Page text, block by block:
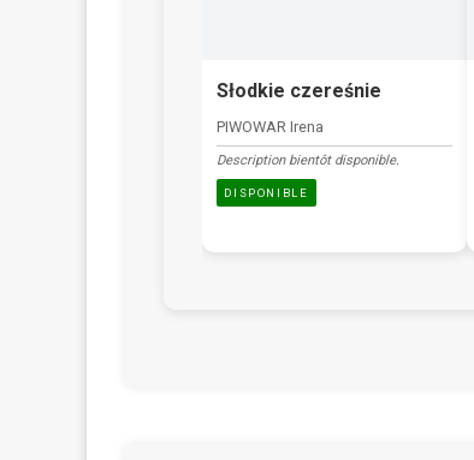
Słodkie czereśnie
PIWOWAR Irena
Description bientôt disponible.
DISPONIBLE